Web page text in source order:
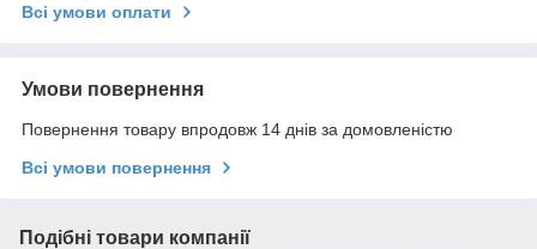
Всі умови оплати
Умови повернення
Повернення товару впродовж 14 днів за домовленістю
Всі умови повернення
Подібні товари компанії